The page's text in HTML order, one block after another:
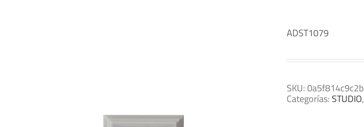
ADST1079
SKU:0a5f814c9c2b
Categorías: STUDIO,